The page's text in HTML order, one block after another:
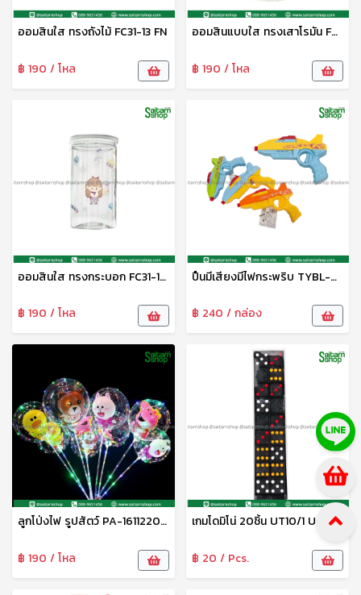
ออมสินใส ทรงถังไม้ FC31-13 FN
฿ 190 / โหล
ออมสินแบบใส ทรงเสาโรมัน FC31-12 FN
฿ 190 / โหล
ออมสินใส ทรงกระบอก FC31-14 FN
฿ 190 / โหล
ปืนมีเสียงมีไฟกระพริบ TYBL-AK-2279 Zonertoy
฿ 240 / กล่อง
ลูกโป่งไฟ รูปสัตว์ PA-16112202 Zonertoy
฿ 190 / โหล
เกมโดมิโน่ 20ชิ้น UT10/1 UNT
฿ 20 / Pcs.